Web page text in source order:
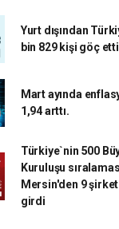
Yurt dışından
bin 829 kişi göç
Mart ayında
1,94 arttı.
Türkiye`nin 500
Kuruluşu
Mersin'den 9
girdi